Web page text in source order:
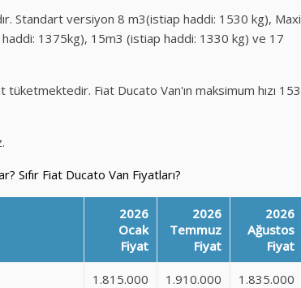
Standart versiyon 8 m3(istiap haddi: 1530 kg), Maxi
1375kg), 15m3 (istiap haddi: 1330 kg) ve 17
Fiat Ducato Van'ın maksimum hızı 153
Sıfır Fiat Ducato Van Fiyatları?
2026
Ocak
Fiyat
2026
Temmuz
Fiyat
2026
Ağustos
Fiyat
1.815.000 1.910.000 1.835.000